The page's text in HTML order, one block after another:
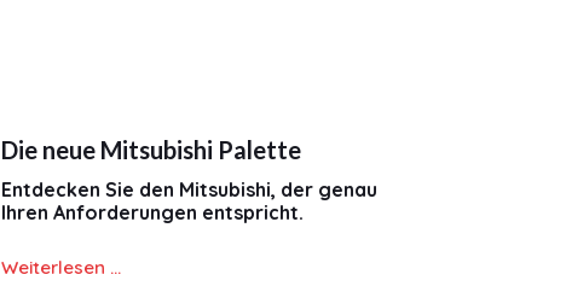
Die neue Mitsubishi Palette
Entdecken Sie den Mitsubishi, der genau
Ihren Anforderungen entspricht.
Weiterlesen …